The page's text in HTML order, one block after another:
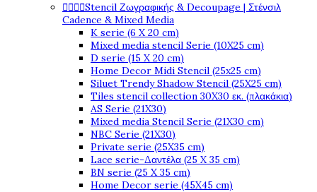
Stencil Ζωγραφικής & Decoupage | Στένσιλ
Cadence & Mixed Media
K serie (6 X 20 cm)
Mixed media stencil Serie (10X25 cm)
D serie (15 X 20 cm)
Home Decor Midi Stencil (25x25 cm)
Siluet Trendy Shadow Stencil (25X25 cm)
Tiles stencil collection 30X30 εκ. (πλακάκια)
AS Serie (21X30)
Mixed media Stencil Serie (21X30 cm)
NBC Serie (21X30)
Private serie (25X35 cm)
Lace serie-Δαντέλα (25 X 35 cm)
BN serie (25 X 35 cm)
Home Decor serie (45X45 cm)